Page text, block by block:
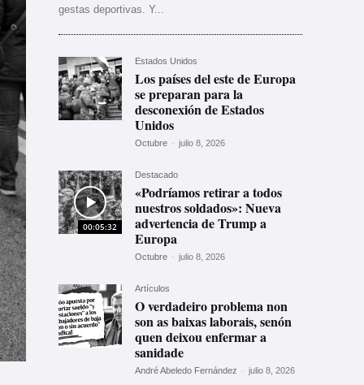
gestas deportivas. Y...
Estados Unidos
Los países del este de Europa
se preparan para la
desconexión de Estados
Unidos
Octubre - julio 8, 2026
00:05:32
Destacado
«Podríamos retirar a todos
nuestros soldados»: Nueva
advertencia de Trump a
Europa
Octubre - julio 8, 2026
Artículos
O verdadeiro problema non
son as baixas laborais, senón
quen deixou enfermar a
sanidade
André Abeledo Fernández - julio 8, 2026